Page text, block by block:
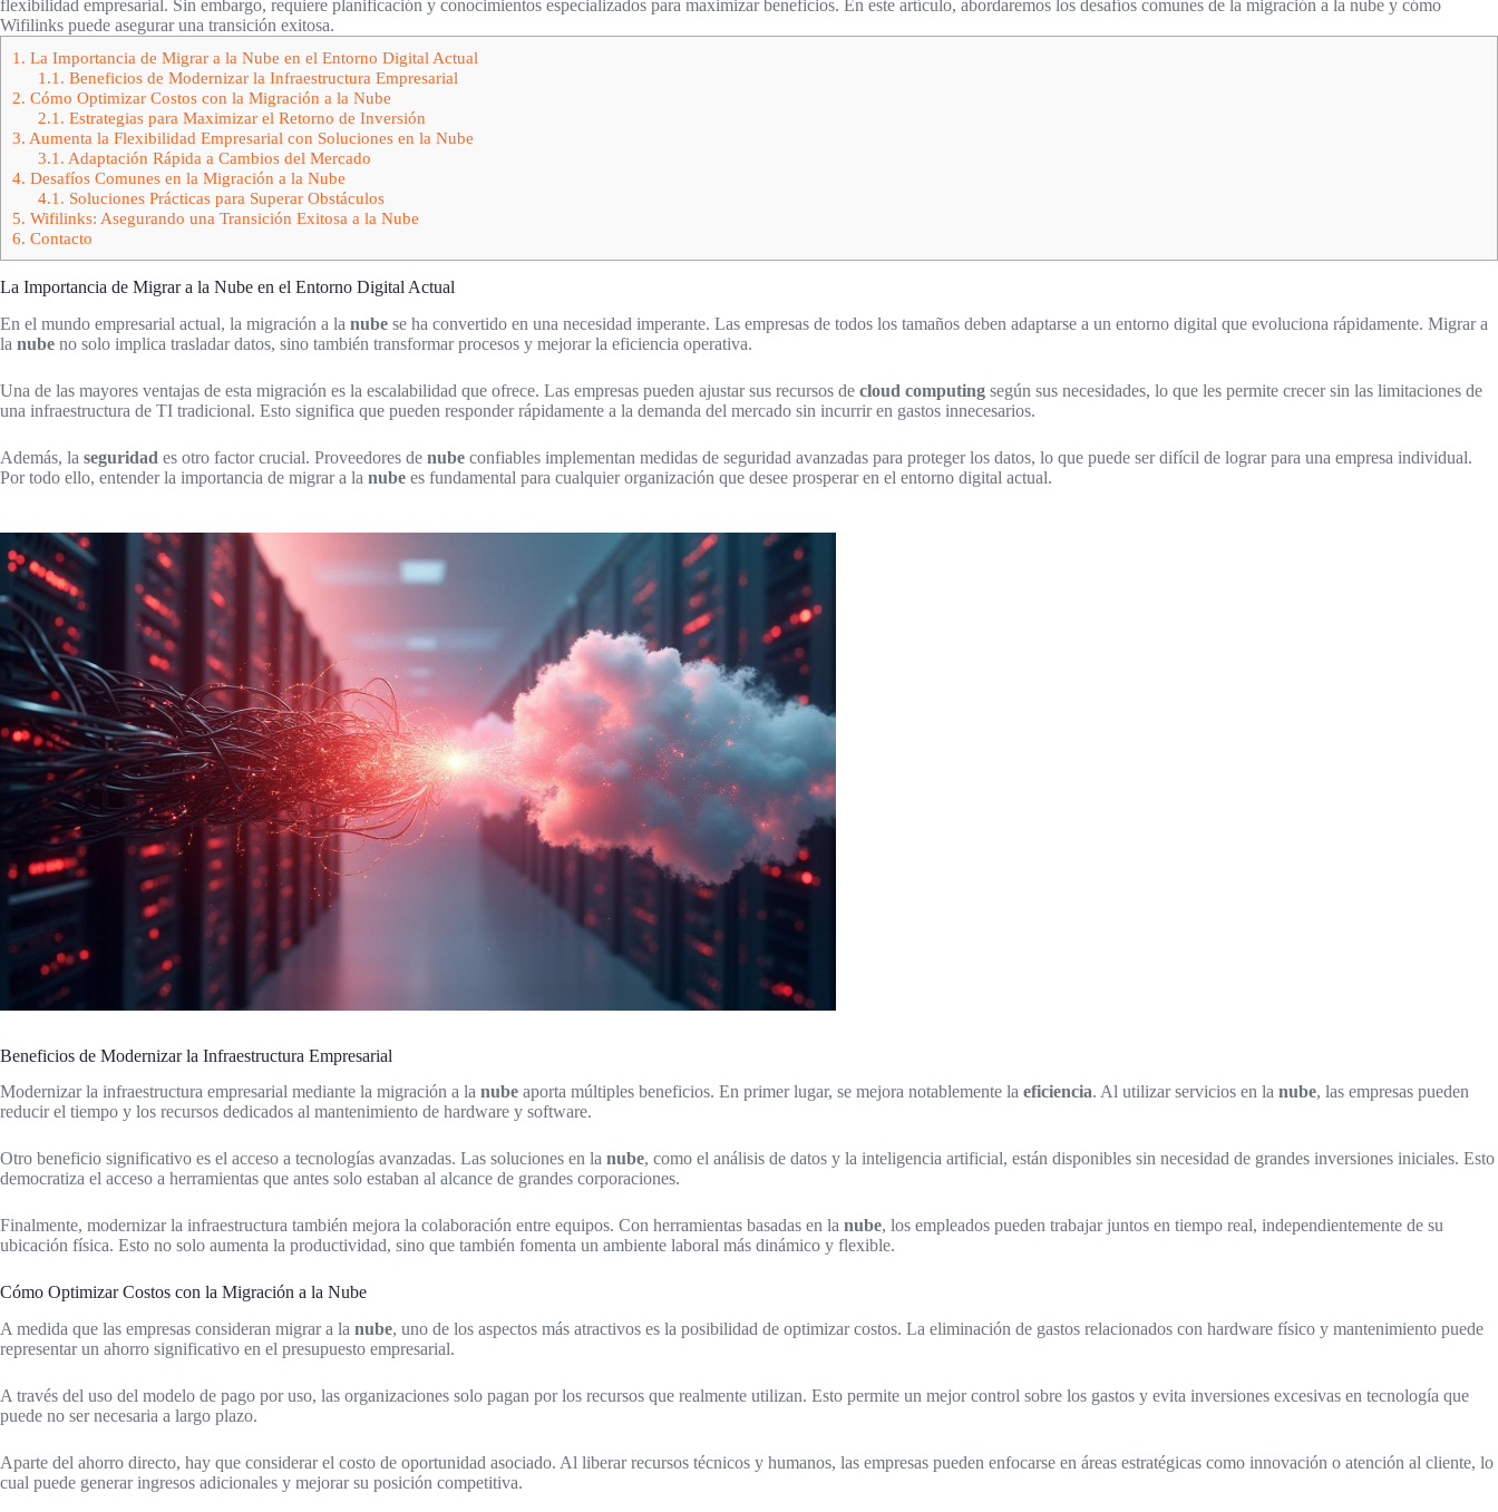
flexibilidad empresarial. Sin embargo, requiere planificación y conocimientos especializados para maximizar beneficios. En este artículo, abordaremos los desafíos comunes de la migración a la nube y cómo
Wifilinks puede asegurar una transición exitosa.
1. La Importancia de Migrar a la Nube en el Entorno Digital Actual
1.1. Beneficios de Modernizar la Infraestructura Empresarial
2. Cómo Optimizar Costos con la Migración a la Nube
2.1. Estrategias para Maximizar el Retorno de Inversión
3. Aumenta la Flexibilidad Empresarial con Soluciones en la Nube
3.1. Adaptación Rápida a Cambios del Mercado
4. Desafíos Comunes en la Migración a la Nube
4.1. Soluciones Prácticas para Superar Obstáculos
5. Wifilinks: Asegurando una Transición Exitosa a la Nube
6. Contacto
La Importancia de Migrar a la Nube en el Entorno Digital Actual
En el mundo empresarial actual, la migración a la nube se ha convertido en una necesidad imperante. Las empresas de todos los tamaños deben adaptarse a un entorno digital que evoluciona rápidamente. Migrar a
la nube no solo implica trasladar datos, sino también transformar procesos y mejorar la eficiencia operativa.
Una de las mayores ventajas de esta migración es la escalabilidad que ofrece. Las empresas pueden ajustar sus recursos de cloud computing según sus necesidades, lo que les permite crecer sin las limitaciones de
una infraestructura de TI tradicional. Esto significa que pueden responder rápidamente a la demanda del mercado sin incurrir en gastos innecesarios.
Además, la seguridad es otro factor crucial. Proveedores de nube confiables implementan medidas de seguridad avanzadas para proteger los datos, lo que puede ser difícil de lograr para una empresa individual.
Por todo ello, entender la importancia de migrar a la nube es fundamental para cualquier organización que desee prosperar en el entorno digital actual.
Beneficios de Modernizar la Infraestructura Empresarial
Modernizar la infraestructura empresarial mediante la migración a la nube aporta múltiples beneficios. En primer lugar, se mejora notablemente la eficiencia. Al utilizar servicios en la nube, las empresas pueden
reducir el tiempo y los recursos dedicados al mantenimiento de hardware y software.
Otro beneficio significativo es el acceso a tecnologías avanzadas. Las soluciones en la nube, como el análisis de datos y la inteligencia artificial, están disponibles sin necesidad de grandes inversiones iniciales. Esto
democratiza el acceso a herramientas que antes solo estaban al alcance de grandes corporaciones.
Finalmente, modernizar la infraestructura también mejora la colaboración entre equipos. Con herramientas basadas en la nube, los empleados pueden trabajar juntos en tiempo real, independientemente de su
ubicación física. Esto no solo aumenta la productividad, sino que también fomenta un ambiente laboral más dinámico y flexible.
Cómo Optimizar Costos con la Migración a la Nube
A medida que las empresas consideran migrar a la nube, uno de los aspectos más atractivos es la posibilidad de optimizar costos. La eliminación de gastos relacionados con hardware físico y mantenimiento puede
representar un ahorro significativo en el presupuesto empresarial.
A través del uso del modelo de pago por uso, las organizaciones solo pagan por los recursos que realmente utilizan. Esto permite un mejor control sobre los gastos y evita inversiones excesivas en tecnología que
puede no ser necesaria a largo plazo.
Aparte del ahorro directo, hay que considerar el costo de oportunidad asociado. Al liberar recursos técnicos y humanos, las empresas pueden enfocarse en áreas estratégicas como innovación o atención al cliente, lo
cual puede generar ingresos adicionales y mejorar su posición competitiva.